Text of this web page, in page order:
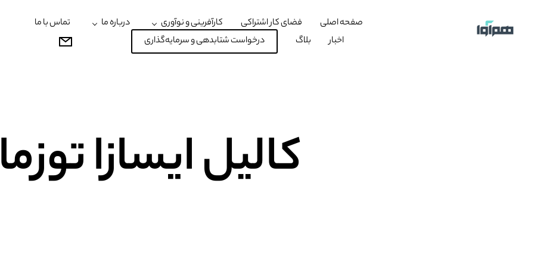
صفحه اصلی فضای کار اشتراکی کارآفرینی و نوآوری درباره ما
تماس با ما
اخبار
بلاگ درخواست شتابدهی و سرمایه‌گذاری
کالیل ایسازا